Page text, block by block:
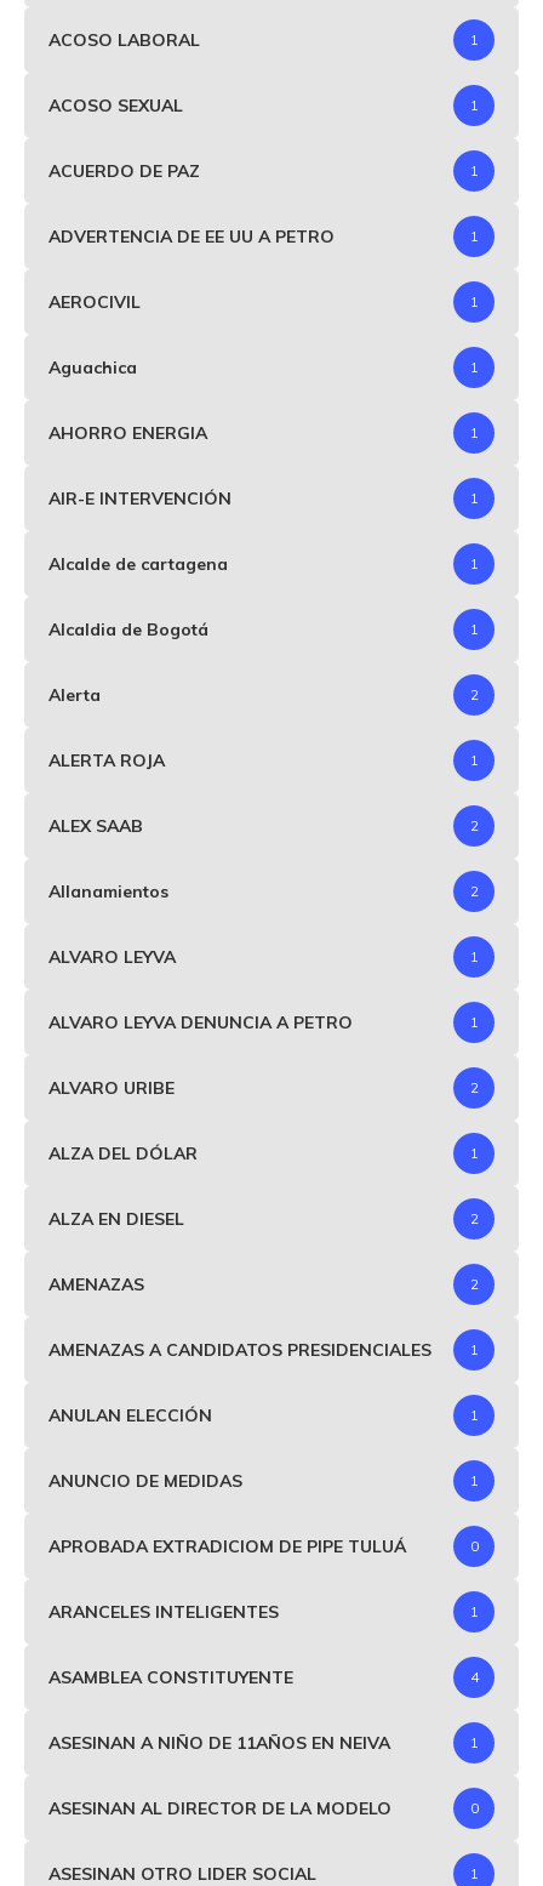
ACOSO LABORAL 1
ACOSO SEXUAL 1
ACUERDO DE PAZ 1
ADVERTENCIA DE EE UU A PETRO 1
AEROCIVIL 1
Aguachica 1
AHORRO ENERGIA 1
AIR-E INTERVENCIÓN 1
Alcalde de cartagena 1
Alcaldia de Bogotá 1
Alerta 2
ALERTA ROJA 1
ALEX SAAB 2
Allanamientos 2
ALVARO LEYVA 1
ALVARO LEYVA DENUNCIA A PETRO 1
ALVARO URIBE 2
ALZA DEL DÓLAR 1
ALZA EN DIESEL 2
AMENAZAS 2
AMENAZAS A CANDIDATOS PRESIDENCIALES 1
ANULAN ELECCIÓN 1
ANUNCIO DE MEDIDAS 1
APROBADA EXTRADICIOM DE PIPE TULUÁ 0
ARANCELES INTELIGENTES 1
ASAMBLEA CONSTITUYENTE 4
ASESINAN A NIÑO DE 11AÑOS EN NEIVA 1
ASESINAN AL DIRECTOR DE LA MODELO 0
ASESINAN OTRO LIDER SOCIAL 1